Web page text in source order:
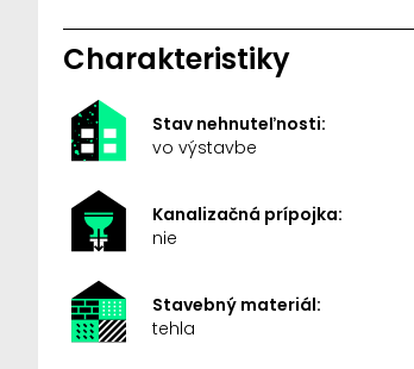
Charakteristiky
Stav nehnuteľnosti:
vo výstavbe
Kanalizačná prípojka:
nie
Stavebný materiál:
tehla